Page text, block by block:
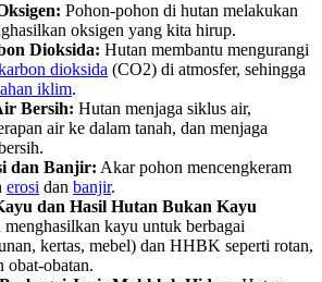
Pohon-pohon di hutan melakukan
oksigen yang kita hirup.
Dioksida: Hutan membantu mengurangi
dioksida (CO2) di atmosfer, sehingga
iklim.
Bersih: Hutan menjaga siklus air,
air ke dalam tanah, dan menjaga
dan Banjir: Akar pohon mencengkeram
erosi dan banjir.
dan Hasil Hutan Bukan Kayu
menghasilkan kayu untuk berbagai
kertas, mebel) dan HHBK seperti rotan,
obat-obatan.